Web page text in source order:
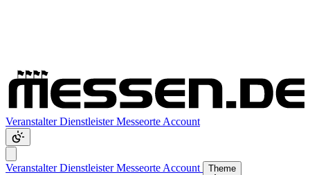
VeranstalterDienstleisterMesseorte Account
VeranstalterDienstleisterMesseorte Account Theme